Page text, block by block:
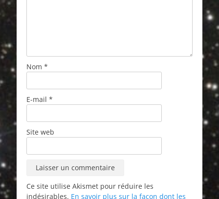
Nom *
E-mail *
Site web
Ce site utilise Akismet pour réduire les
indésirables. En savoir plus sur la façon dont les